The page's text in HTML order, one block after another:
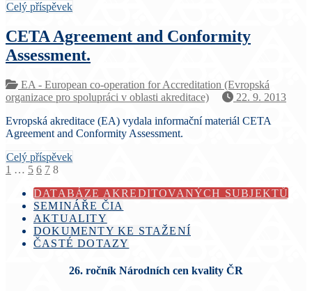
Celý příspěvek
CETA Agreement and Conformity
Assessment.
EA - European co-operation for Accreditation (Evropská
organizace pro spolupráci v oblasti akreditace)
22. 9. 2013
Evropská akreditace (EA) vydala informační materiál CETA
Agreement and Conformity Assessment.
Celý příspěvek
Stránkování
příspěvků
1 … 5 6 7 8
DATABÁZE AKREDITOVANÝCH SUBJEKTŮ
SEMINÁŘE ČIA
AKTUALITY
DOKUMENTY KE STAŽENÍ
ČASTÉ DOTAZY
26. ročník Národních cen kvality ČR